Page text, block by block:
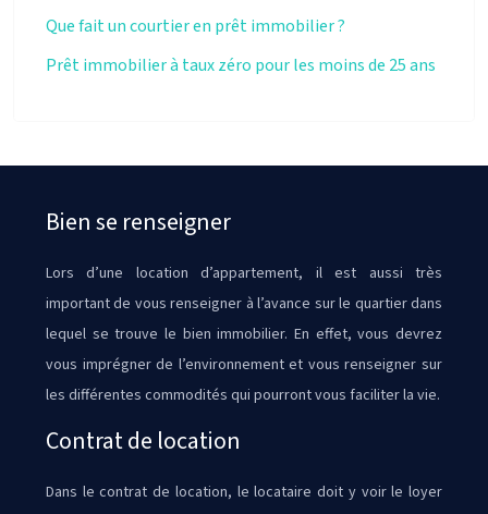
Que fait un courtier en prêt immobilier ?
Prêt immobilier à taux zéro pour les moins de 25 ans
Bien se renseigner
Lors d’une location d’appartement, il est aussi très
important de vous renseigner à l’avance sur le quartier dans
lequel se trouve le bien immobilier. En effet, vous devrez
vous imprégner de l’environnement et vous renseigner sur
les différentes commodités qui pourront vous faciliter la vie.
Contrat de location
Dans le contrat de location, le locataire doit y voir le loyer